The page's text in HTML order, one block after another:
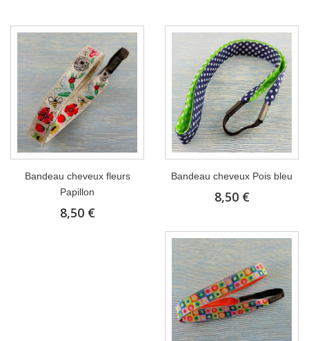
Bandeau cheveux fleurs
Papillon
8,50 €
Bandeau cheveux Pois bleu
8,50 €